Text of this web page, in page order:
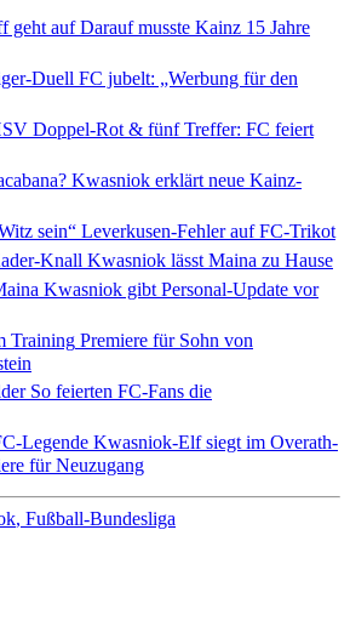
geht aufDarauf musste Kainz 15 Jahre
Duell FC jubelt: „Werbung für den
Doppel-Rot & fünf Treffer: FC feiert
Kwasniok erklärt neue Kainz-
sein“ Leverkusen-Fehler auf FC-Trikot
Knall Kwasniok lässt Maina zu Hause
Kwasniok gibt Personal-Update vor
Training Premiere für Sohn von
So feierten FC-Fans die
Legende Kwasniok-Elf siegt im Overath-
für Neuzugang
Fußball-Bundesliga